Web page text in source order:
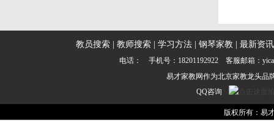
教员搜索 教师搜索 学习方法 钢琴家教 最新资讯
电话： 手机号：18201192922 客服邮箱：
易才家教网作为北京家教龙头品
QQ咨询
作为 北京家教
版权所有：